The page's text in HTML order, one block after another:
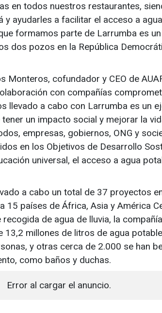
en todos nuestros restaurantes,
y ayudarles a facilitar el acceso a
formamos parte de Larrumba es
dos pozos en la República
Monteros, cofundador y CEO de
con compañías
llevado a cabo con Larrumba es un
un impacto social y mejorar la
empresas, gobiernos, ONG y
en los Objetivos de Desarrollo
universal, el acceso a agua
a cabo un total de 37 proyectos
15 países de África, Asia y América
de agua de lluvia, la
millones de litros de agua
y otras cerca de 2.000 se han
como baños y duchas.
Error al cargar el anuncio.